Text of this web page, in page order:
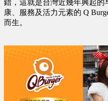
錯，這就是台灣近幾年興起的
康、服務及活力元素的 Q
而生。